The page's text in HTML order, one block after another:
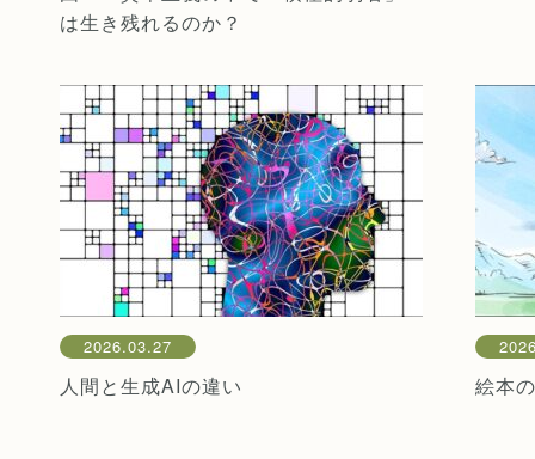
は生き残れるのか？
2026.03.27
人間と生成AIの違い 絵本